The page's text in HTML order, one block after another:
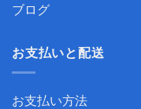
ブログ
お支払いと配送
お支払い方法